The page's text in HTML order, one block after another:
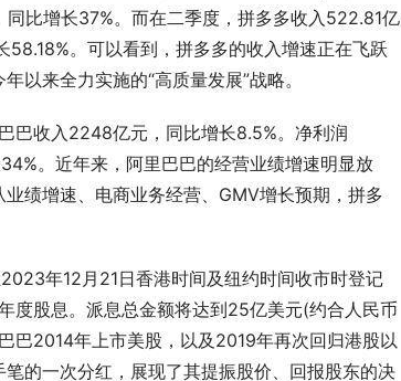
比增长37%。而在二季度，拼多多收入522.81亿
。可以看到，拼多多的收入增速正在飞跃
以来全力实施的“高质量发展”战略。
收入2248亿元，同比增长8.5%。净利润
。近年来，阿里巴巴的经营业绩增速明显放
绩增速、电商业务经营、GMV增长预期，拼多
年12月21日香港时间及纽约时间收市时登记
度股息。派息总金额将达到25亿美元(约合人民币
巴2014年上市美股，以及2019年再次回归港股以
的一次分红，展现了其提振股价、回报股东的决